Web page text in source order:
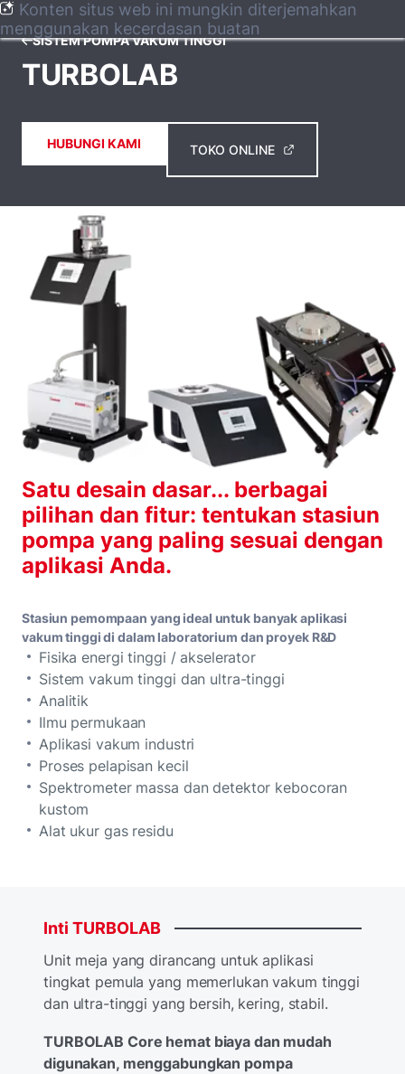
Konten situs web ini mungkin diterjemahkan
menggunakan kecerdasan buatan
SISTEM POMPA VAKUM TINGGI
TURBOLAB
HUBUNGI KAMI TOKO ONLINE
Satu desain dasar... berbagai
pilihan dan fitur: tentukan stasiun
pompa yang paling sesuai dengan
aplikasi Anda.
Stasiun pemompaan yang ideal untuk banyak aplikasi
vakum tinggi di dalam laboratorium dan proyek R&D
Fisika energi tinggi / akselerator
Sistem vakum tinggi dan ultra-tinggi
Analitik
Ilmu permukaan
Aplikasi vakum industri
Proses pelapisan kecil
Spektrometer massa dan detektor kebocoran
kustom
Alat ukur gas residu
Inti TURBOLAB
Unit meja yang dirancang untuk aplikasi
tingkat pemula yang memerlukan vakum tinggi
dan ultra-tinggi yang bersih, kering, stabil.
TURBOLAB Core hemat biaya dan mudah
digunakan, menggabungkan pompa